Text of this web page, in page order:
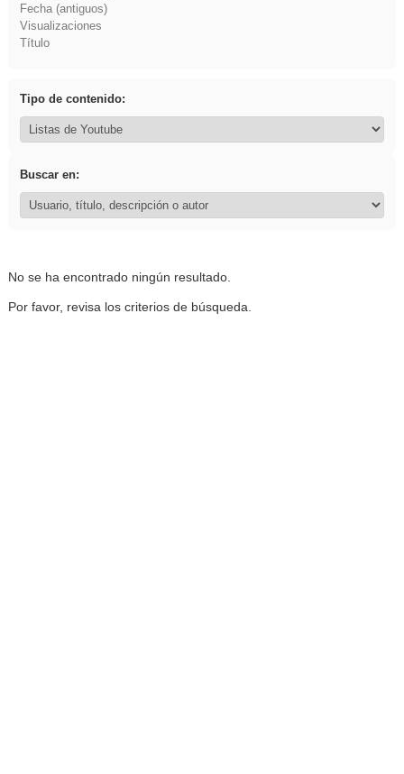
Fecha (antiguos)
Visualizaciones
Título
Tipo de contenido:
Buscar en:
No se ha encontrado ningún resultado.
Por favor, revisa los criterios de búsqueda.